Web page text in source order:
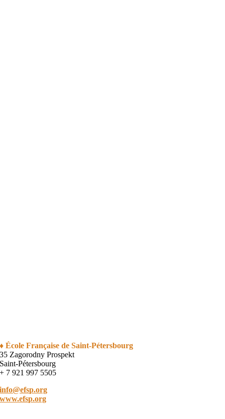
♦ École Française de Saint-Pétersbourg
35 Zagorodny Prospekt
Saint-Pétersbourg
+ 7 921 997 5505
info@efsp.org
www.efsp.org